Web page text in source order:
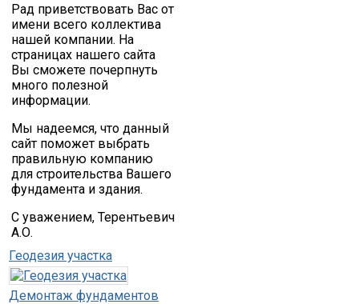
Рад приветствовать Вас от
имени всего коллектива
нашей компании. На
страницах нашего сайта
Вы сможете почерпнуть
много полезной
информации.
Мы надеемся, что данный
сайт поможет выбрать
правильную компанию
для строительства Вашего
фундамента и здания.
С уважением, Терентьевич
А.О.
Геодезия участка
Демонтаж фундаментов